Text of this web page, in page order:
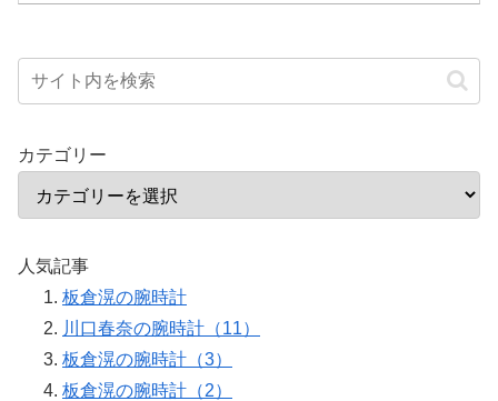
カテゴリー
人気記事
板倉滉の腕時計
川口春奈の腕時計（11）
板倉滉の腕時計（3）
板倉滉の腕時計（2）